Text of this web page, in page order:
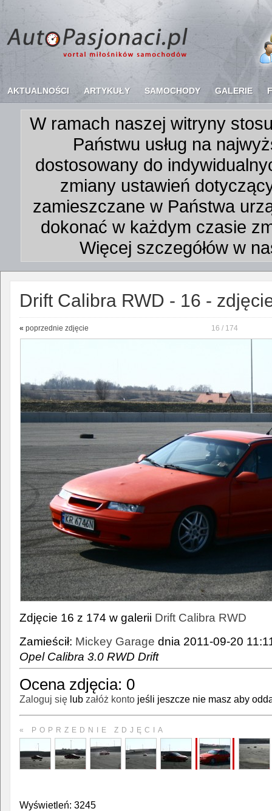
AKTUALNOŚCI ARTYKUŁY SAMOCHODY GALERIE
W ramach naszej witryny
Państwu usług na
dostosowany do
zmiany ustawień
zamieszczane w Państwa
dokonać w każdym czasie
Więcej szczegółów w
Drift Calibra RWD - 16 -
« poprzednie zdjęcie 16 / 174
Zdjęcie 16 z 174 w galerii Drift Calibra RWD
Zamieścił: Mickey Garage dnia 2011-09-20
Opel Calibra 3.0 RWD Drift
Ocena zdjęcia: 0
Zaloguj się lub załóż konto jeśli jeszcze nie masz aby
« POPRZEDNIE ZDJĘCIA
Wyświetleń: 3245